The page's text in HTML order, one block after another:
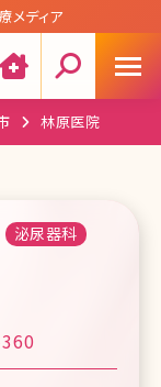
ディア
林原医院
泌尿器科